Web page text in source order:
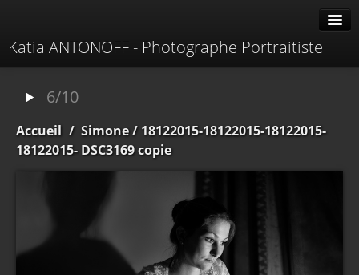
Katia ANTONOFF - Photographe Portraitiste
À propos
Contacter
6/10
Accueil / Simone/ 18122015-18122015-18122015-
18122015- DSC3169 copie